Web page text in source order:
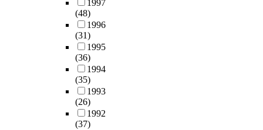
1997
(48)
1996
(31)
1995
(36)
1994
(35)
1993
(26)
1992
(37)